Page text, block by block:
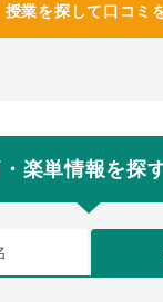
授業を探して口コミ
楽単情報を探